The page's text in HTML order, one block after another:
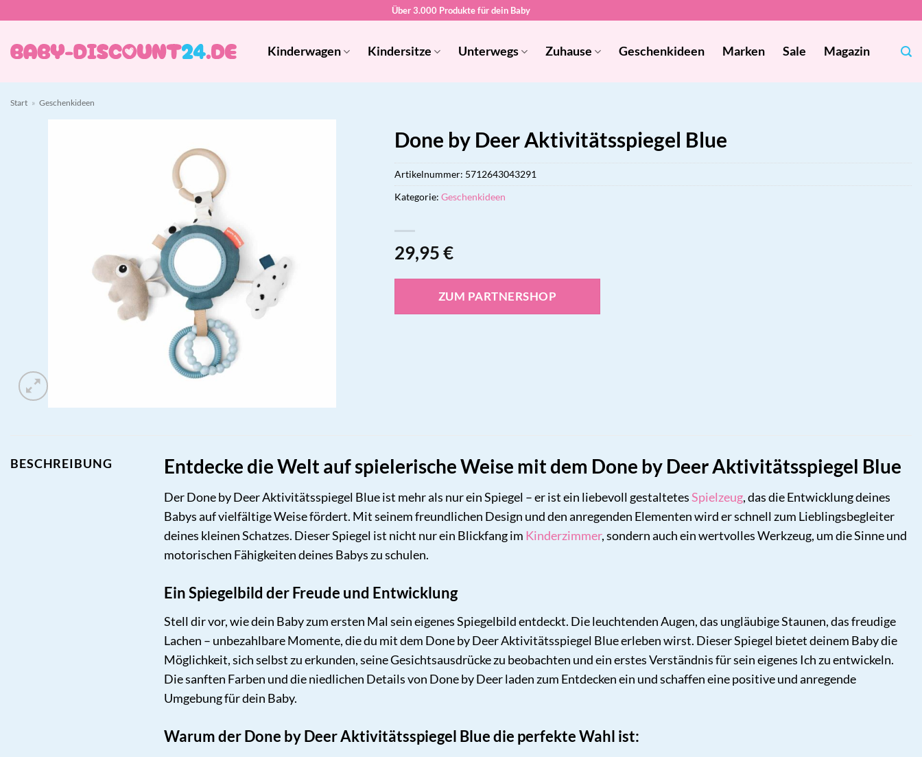
springen
Über 3.000 Produkte für dein Baby
Kinderwagen Kindersitze Unterwegs Zuhause Geschenkideen Marken Sale Magazin
Start » Geschenkideen
Done by Deer Aktivitätsspiegel Blue
29,95€
ZUM PARTNERSHOP
Artikelnummer: 5712643043291
Kategorie: Geschenkideen
BESCHREIBUNG Entdecke die Welt auf spielerische Weise mit dem Done by Deer Aktivitätsspiegel Blue
Der Done by Deer Aktivitätsspiegel Blue ist mehr als nur ein Spiegel – er ist ein liebevoll gestaltetesSpielzeug, das die Entwicklung deines
Babys auf vielfältige Weise fördert. Mit seinem freundlichen Design und den anregenden Elementen wird er schnell zum Lieblingsbegleiter
deines kleinen Schatzes. Dieser Spiegel ist nicht nur ein Blickfang im Kinderzimmer, sondern auch ein wertvolles Werkzeug, um die Sinne und
motorischen Fähigkeiten deines Babys zu schulen.
Ein Spiegelbild der Freude und Entwicklung
Stell dir vor, wie dein Baby zum ersten Mal sein eigenes Spiegelbild entdeckt. Die leuchtenden Augen, das ungläubige Staunen, das freudige
Lachen – unbezahlbare Momente, die du mit dem Done by Deer Aktivitätsspiegel Blue erleben wirst. Dieser Spiegel bietet deinem Baby die
Möglichkeit, sich selbst zu erkunden, seine Gesichtsausdrücke zu beobachten und ein erstes Verständnis für sein eigenes Ich zu entwickeln.
Die sanften Farben und die niedlichen Details von Done by Deer laden zum Entdecken ein und schaffen eine positive und anregende
Umgebung für dein Baby.
Warum der Done by Deer Aktivitätsspiegel Blue die perfekte Wahl ist: